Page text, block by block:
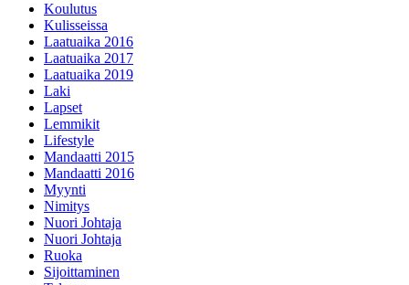
Koulutus
Kulisseissa
Laatuaika 2016
Laatuaika 2017
Laatuaika 2019
Laki
Lapset
Lemmikit
Lifestyle
Mandaatti 2015
Mandaatti 2016
Myynti
Nimitys
Nuori Johtaja
Nuori Johtaja
Ruoka
Sijoittaminen